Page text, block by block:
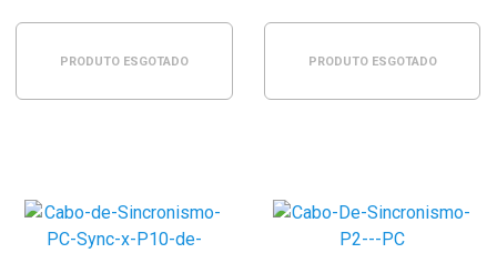
PRODUTO ESGOTADO PRODUTO ESGOTADO